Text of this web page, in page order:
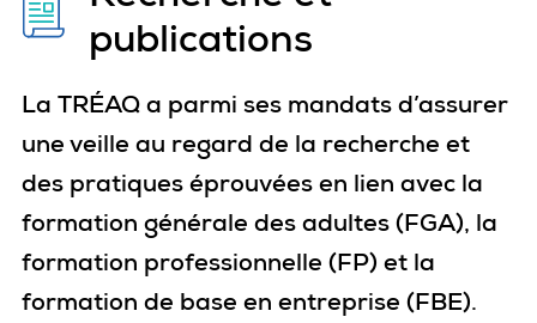
publications
La TRÉAQ a parmi ses mandats d’assurer
une veille au regard de la recherche et
des pratiques éprouvées en lien avec la
formation générale des adultes (FGA), la
formation professionnelle (FP) et la
formation de base en entreprise (FBE).